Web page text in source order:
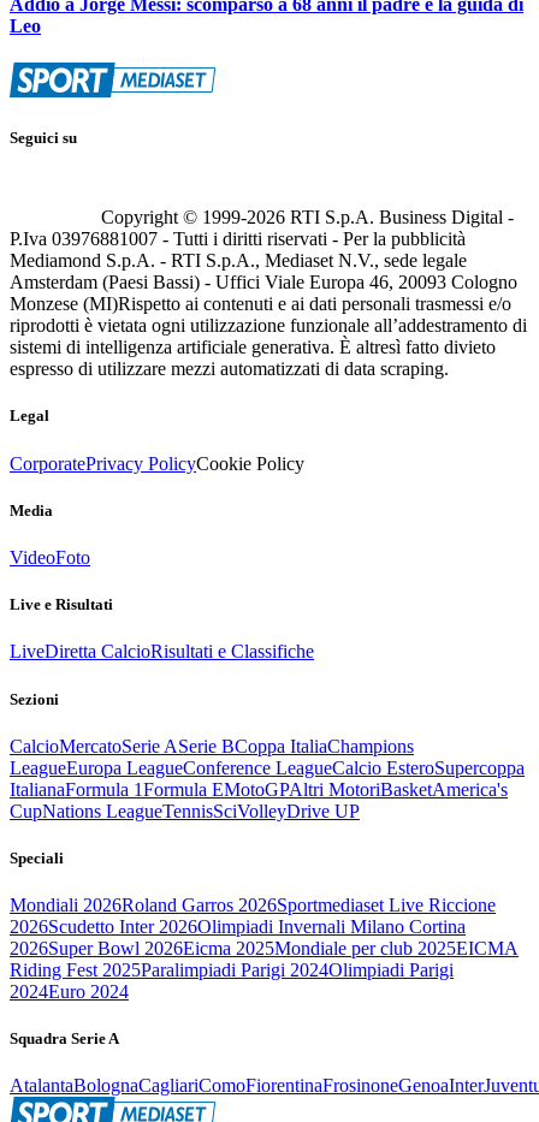
Leo
Seguici su
Copyright © 1999-2026 RTI S.p.A. Business Digital -
P.Iva 03976881007 - Tutti i diritti riservati - Per la pubblicità
Mediamond S.p.A. - RTI S.p.A., Mediaset N.V., sede legale
Amsterdam (Paesi Bassi) - Uffici Viale Europa 46, 20093 Cologno
Monzese (MI)Rispetto ai contenuti e ai dati personali trasmessi e/o
riprodotti è vietata ogni utilizzazione funzionale all’addestramento di
sistemi di intelligenza artificiale generativa. È altresì fatto divieto
espresso di utilizzare mezzi automatizzati di data scraping.
Legal
CorporatePrivacy PolicyCookie Policy
Media
VideoFoto
Live e Risultati
LiveDiretta CalcioRisultati e Classifiche
Sezioni
CalcioMercatoSerie ASerie BCoppa ItaliaChampions
LeagueEuropa LeagueConference LeagueCalcio EsteroSupercoppa
ItalianaFormula 1Formula EMotoGPAltri MotoriBasketAmerica's
CupNations LeagueTennisSciVolleyDrive UP
Speciali
Mondiali 2026Roland Garros 2026Sportmediaset Live Riccione
2026Scudetto Inter 2026Olimpiadi Invernali Milano Cortina
2026Super Bowl 2026Eicma 2025Mondiale per club 2025EICMA
Riding Fest 2025Paralimpiadi Parigi 2024Olimpiadi Parigi
2024Euro 2024
Squadra Serie A
AtalantaBolognaCagliariComoFiorentinaFrosinoneGenoaInter